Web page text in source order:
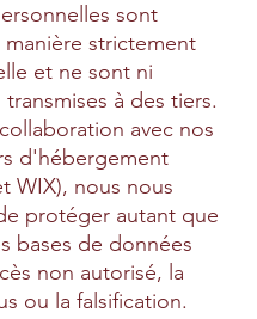
sont
strictement
et ne sont ni
à des tiers.
avec nos
d'hébergement
WIX), nous nous
protéger autant que
bases de données
non autorisé, la
ou la falsification.